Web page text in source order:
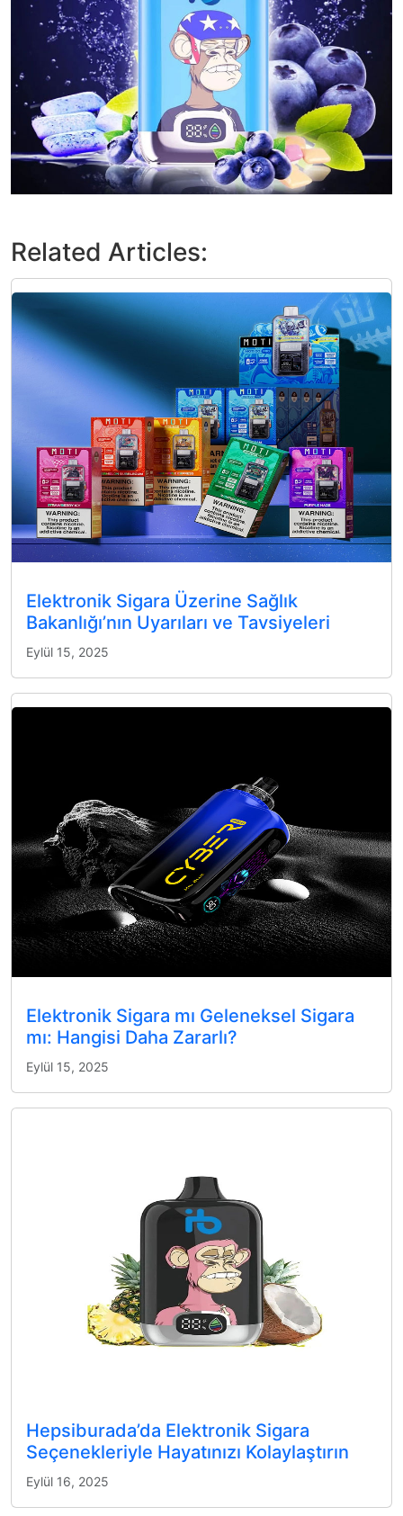
Related Articles:
Elektronik Sigara Üzerine Sağlık
Bakanlığı’nın Uyarıları ve Tavsiyeleri
Eylül 15, 2025
Elektronik Sigara mı Geleneksel Sigara
mı: Hangisi Daha Zararlı?
Eylül 15, 2025
Hepsiburada’da Elektronik Sigara
Seçenekleriyle Hayatınızı Kolaylaştırın
Eylül 16, 2025